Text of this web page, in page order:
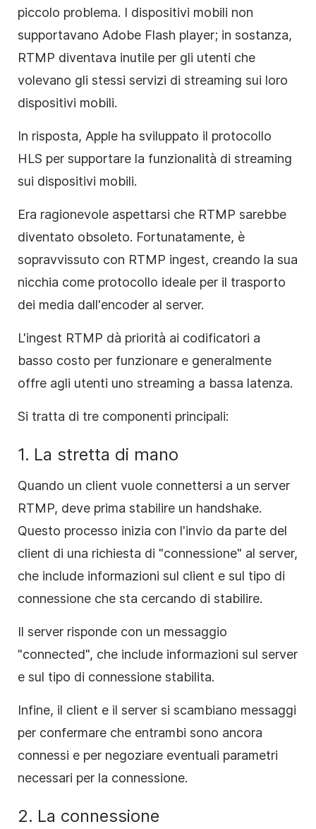
piccolo problema. I dispositivi mobili non
supportavano Adobe Flash player; in sostanza,
RTMP diventava inutile per gli utenti che
volevano gli stessi servizi di streaming sui loro
dispositivi mobili.
In risposta, Apple ha sviluppato il protocollo
HLS per supportare la funzionalità di streaming
sui dispositivi mobili.
Era ragionevole aspettarsi che RTMP sarebbe
diventato obsoleto. Fortunatamente, è
sopravvissuto con RTMP ingest, creando la sua
nicchia come protocollo ideale per il trasporto
dei media dall'encoder al server.
L'ingest RTMP dà priorità ai codificatori a
basso costo per funzionare e generalmente
offre agli utenti uno streaming a bassa latenza.
Si tratta di tre componenti principali:
1. La stretta di mano
Quando un client vuole connettersi a un server
RTMP, deve prima stabilire un handshake.
Questo processo inizia con l'invio da parte del
client di una richiesta di "connessione" al server,
che include informazioni sul client e sul tipo di
connessione che sta cercando di stabilire.
Il server risponde con un messaggio
"connected", che include informazioni sul server
e sul tipo di connessione stabilita.
Infine, il client e il server si scambiano messaggi
per confermare che entrambi sono ancora
connessi e per negoziare eventuali parametri
necessari per la connessione.
2. La connessione